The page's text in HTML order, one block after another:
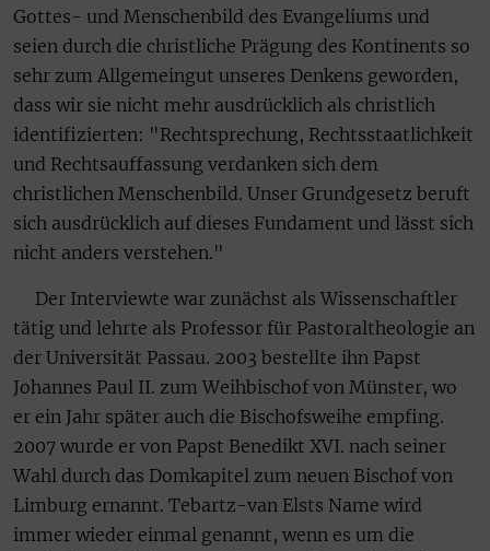
Gottes- und Menschenbild des Evangeliums und
seien durch die christliche Prägung des Kontinents so
sehr zum Allgemeingut unseres Denkens geworden,
dass wir sie nicht mehr ausdrücklich als christlich
identifizierten: "Rechtsprechung, Rechtsstaatlichkeit
und Rechtsauffassung verdanken sich dem
christlichen Menschenbild. Unser Grundgesetz beruft
sich ausdrücklich auf dieses Fundament und lässt sich
nicht anders verstehen."
Der Interviewte war zunächst als Wissenschaftler
tätig und lehrte als Professor für Pastoraltheologie an
der Universität Passau. 2003 bestellte ihn Papst
Johannes Paul II. zum Weihbischof von Münster, wo
er ein Jahr später auch die Bischofsweihe empfing.
2007 wurde er von Papst Benedikt XVI. nach seiner
Wahl durch das Domkapitel zum neuen Bischof von
Limburg ernannt. Tebartz-van Elsts Name wird
immer wieder einmal genannt, wenn es um die